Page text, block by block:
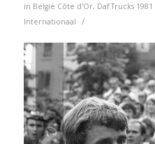
in België Côte d'Or, Daf Trucks 1981
Internationaal
/